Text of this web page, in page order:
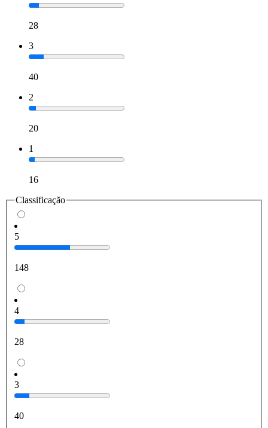
28
3
40
2
20
1
16
Classificação
5
148
4
28
3
40